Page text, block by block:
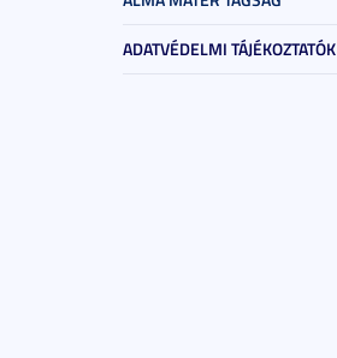
ADATVÉDELMI TÁJÉKOZTATÓK